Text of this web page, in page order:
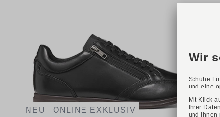
NEU ONLINE EXKLUSIV